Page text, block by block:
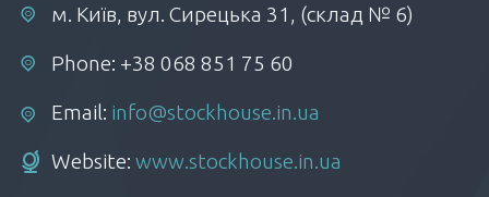
м. Київ, вул. Сирецька 31, (склад № 6)
Phone: +38 068 851 75 60
Email: info@stockhouse.in.ua
Website: www.stockhouse.in.ua